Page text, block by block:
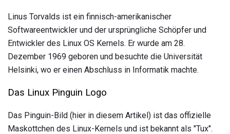
Linus Torvalds ist ein finnisch-amerikanischer
Softwareentwickler und der ursprüngliche Schöpfer und
Entwickler des Linux OS Kernels. Er wurde am 28.
Dezember 1969 geboren und besuchte die Universität
Helsinki, wo er einen Abschluss in Informatik machte.
Das Linux Pinguin Logo
Das Pinguin-Bild (hier in diesem Artikel) ist das offizielle
Maskottchen des Linux-Kernels und ist bekannt als "Tux".